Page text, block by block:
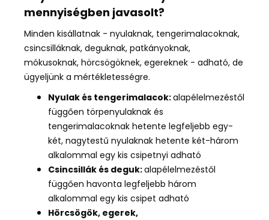
mennyiségben javasolt?
Minden kisállatnak - nyulaknak, tengerimalacoknak,
csincsilláknak, deguknak, patkányoknak,
mókusoknak, hörcsögöknek, egereknek - adható, de
ügyeljünk a mértékletességre.
Nyulak és tengerimalacok:alapélelmezéstől
függően törpenyulaknak és
tengerimalacoknak hetente legfeljebb egy-
két, nagytestű nyulaknak hetente két-három
alkalommal egy kis csipetnyi adható
Csincsillák és deguk:alapélelmezéstől
függően havonta legfeljebb három
alkalommal egy kis csipet adható
Hörcsögök, egerek,